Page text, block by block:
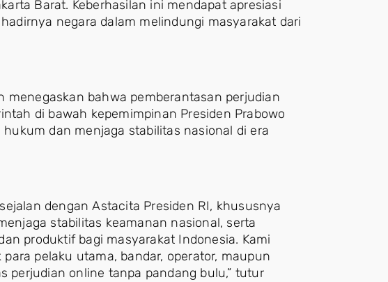
Barat. Keberhasilan ini mendapat apresiasi
negara dalam melindungi masyarakat dari
menegaskan bahwa pemberantasan perjudian
di bawah kepemimpinan Presiden Prabowo
dan menjaga stabilitas nasional di era
dengan Astacita Presiden RI, khususnya
stabilitas keamanan nasional, serta
produktif bagi masyarakat Indonesia. Kami
pelaku utama, bandar, operator, maupun
perjudian online tanpa pandang bulu,” tutur